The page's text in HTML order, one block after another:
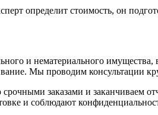
определит стоимость, он
и нематериального
Мы проводим консультации
заказами и заканчиваем
и соблюдают